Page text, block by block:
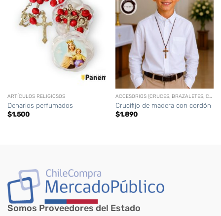
ARTÍCULOS RELIGIOSOS
Denarios perfumados
$1.500
ACCESORIOS (CRUCES, BRAZALETES, CORONAS,CIRIOS PERSONALIZADOS, ETC)
Crucifijo de madera con cordón
$1.890
Somos Proveedores del Estado